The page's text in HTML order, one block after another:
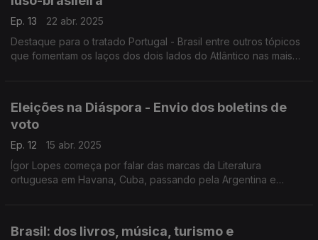
Ep. 13
22 abr. 2025
Destaque para o tratado Portugal - Brasil entre outros tópicos
que fomentam os laços dos dois lados do Atlântico nas mais
Eleições na Diáspora - Envio dos boletins de
voto
Ep. 12
15 abr. 2025
Ígor Lopes começa por falar das marcas da Literatura
ortuguesa em Havana, Cuba, passando pela Argentina e
Brasil: dos livros, música, turismo e